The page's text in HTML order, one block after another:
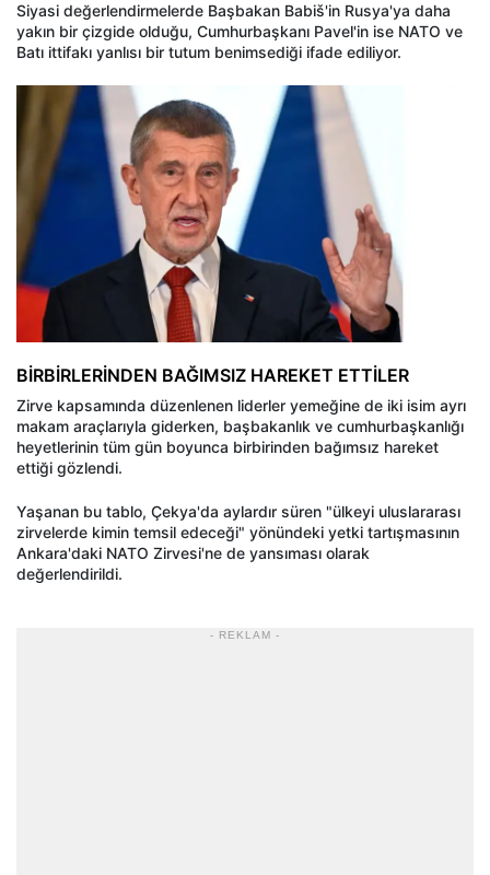
Siyasi değerlendirmelerde Başbakan Babiš'in Rusya'ya daha
yakın bir çizgide olduğu, Cumhurbaşkanı Pavel'in ise NATO ve
Batı ittifakı yanlısı bir tutum benimsediği ifade ediliyor.
BİRBİRLERİNDEN BAĞIMSIZ HAREKET ETTİLER
Zirve kapsamında düzenlenen liderler yemeğine de iki isim ayrı
makam araçlarıyla giderken, başbakanlık ve cumhurbaşkanlığı
heyetlerinin tüm gün boyunca birbirinden bağımsız hareket
ettiği gözlendi.
Yaşanan bu tablo, Çekya'da aylardır süren "ülkeyi uluslararası
zirvelerde kimin temsil edeceği" yönündeki yetki tartışmasının
Ankara'daki NATO Zirvesi'ne de yansıması olarak
değerlendirildi.
- REKLAM -